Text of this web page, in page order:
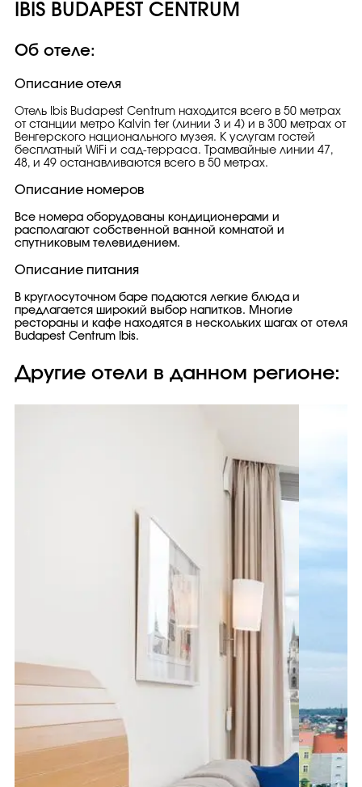
IBIS BUDAPEST CENTRUM
Об отеле:
Описание отеля
Отель Ibis Budapest Centrum находится всего в 50 метрах
от станции метро Kalvin ter (линии 3 и 4) и в 300 метрах от
Венгерского национального музея. К услугам гостей
бесплатный WiFi и сад-терраса. Трамвайные линии 47,
48, и 49 останавливаются всего в 50 метрах.
Описание номеров
Все номера оборудованы кондиционерами и
располагают собственной ванной комнатой и
спутниковым телевидением.
Описание питания
В круглосуточном баре подаются легкие блюда и
предлагается широкий выбор напитков. Многие
рестораны и кафе находятся в нескольких шагах от отеля
Budapest Centrum Ibis.
Другие отели в данном регионе: